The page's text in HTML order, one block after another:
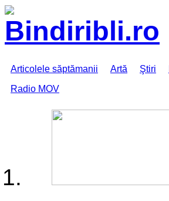
Articolele săptămanii Artă Ştiri
Radio MOV